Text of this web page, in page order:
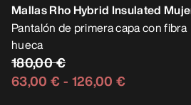
Mallas Rho Hybrid Insulated
Pantalón de primera capa con fibra
hueca
180,00 €
63,00 €- 126,00 €